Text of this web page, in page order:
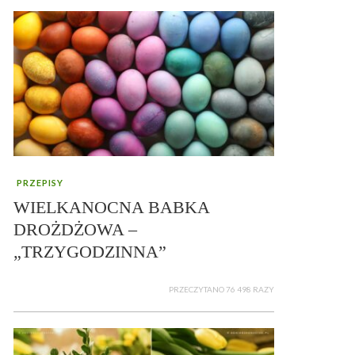
PRZEPISY
WIELKANOCNA BABKA
DROŻDŻOWA –
„TRZYGODZINNA”
PRZECZYTANO 76 498 RAZY